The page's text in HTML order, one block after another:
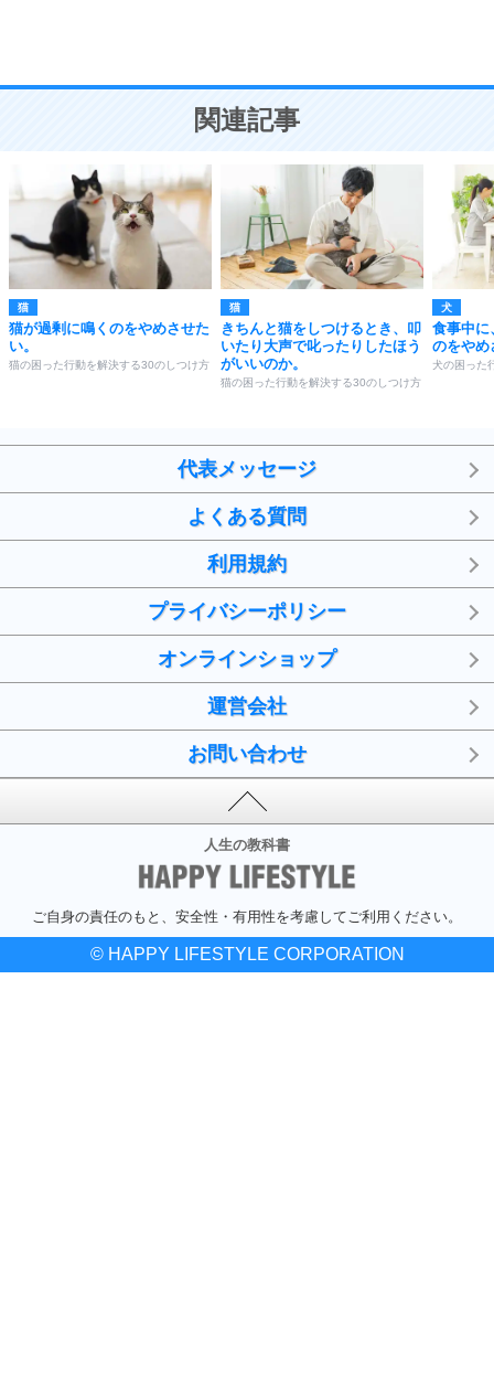
ことが大切。
関連記事
猫
猫が過剰に鳴くのをやめさせた
い。
猫の困った行動を解決する30のしつけ方
猫
きちんと猫をしつけるとき、叩
いたり大声で叱ったりしたほう
がいいのか。
猫の困った行動を解決する30のしつけ方
犬
食事中に
のをやめ
犬の困った
代表メッセージ
よくある質問
利用規約
プライバシーポリシー
オンラインショップ
運営会社
お問い合わせ
人生の教科書
ご自身の責任のもと、安全性・有用性を考慮してご利用ください。
© HAPPY LIFESTYLE CORPORATION